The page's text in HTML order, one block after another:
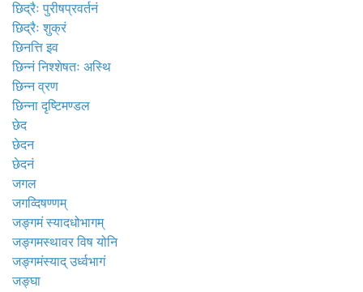
छिद्रैः पुरीषप्रवर्तनं
छिद्रैः शुक्रं
छिनत्ति इव
छिन्नं निश्शेषतः अस्थि
छिन्न व्रण
छिन्ना दृष्टिमण्डल
छेद
छेदन
छेदनं
जगल
जगव्दिषण्णम्
जङ्गमं स्यादधोभागम्
जङ्गमस्थावर विष योनि
जङ्गमंस्याद् उर्ध्वभागं
जङ्घा